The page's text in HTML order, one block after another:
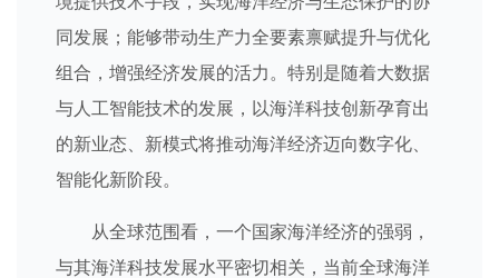
同发展；能够带动生产力全要素禀赋提升与优化
组合，增强经济发展的活力。特别是随着大数据
与人工智能技术的发展，以海洋科技创新孕育出
的新业态、新模式将推动海洋经济迈向数字化、
智能化新阶段。
从全球范围看，一个国家海洋经济的强弱，
与其海洋科技发展水平密切相关，当前全球海洋